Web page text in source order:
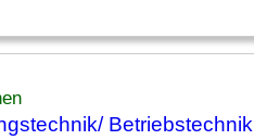
Betriebstechnik